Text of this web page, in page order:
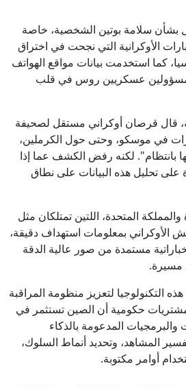
بشأن سلامة بوتين الشخصية، خاصة
الأوكرانية التي نجحت في اختراق
كما استخدمت بيانات مواقع الهواتف
مسؤولين عسكريين روس في قلب
قال قرصان أوكراني مستقل لصحيفة
في موسكو، وحتى حول الكرملين،
بانتظام". لكنه رفض الكشف عما إذا
على تحليل هذه البيانات على نطاق
المتحدة، اللتين تمتلكان مثل
الأوكراني بمعلومات استهداف دقيقة،
مستمدة من صور عالية الدقة
مسيرة.
التكنولوجيا لتعزيز منظومة المراقبة
حكومية أن الصين تستثمر في
المدعومة بالذكاء
المشاهد، وتحديد أنماط السلوك،
أوامر مكتوبة.